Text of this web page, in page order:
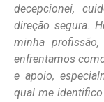
decepcionei,
direção segura.
minha
enfrentamos
e apoio,
qual me